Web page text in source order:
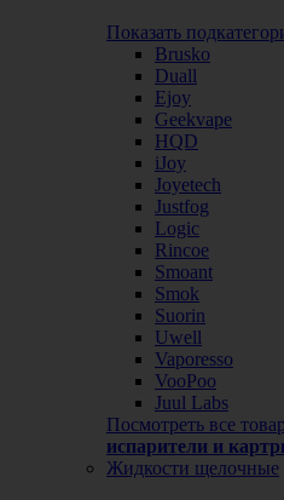
Показать
Brusko
Duall
Ejoy
Geekvape
HQD
iJoy
Joyetech
Justfog
Logic
Rincoe
Smoant
Smok
Suorin
Uwell
Vaporesso
VooPoo
Juul Labs
Посмотреть все
испарители и
Жидкости щелочные